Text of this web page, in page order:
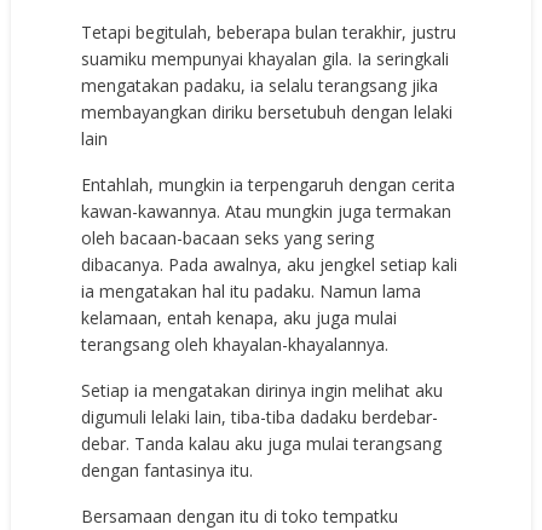
Tetapi begitulah, beberapa bulan terakhir, justru
suamiku mempunyai khayalan gila. Ia seringkali
mengatakan padaku, ia selalu terangsang jika
membayangkan diriku bersetubuh dengan lelaki
lain
Entahlah, mungkin ia terpengaruh dengan cerita
kawan-kawannya. Atau mungkin juga termakan
oleh bacaan-bacaan seks yang sering
dibacanya. Pada awalnya, aku jengkel setiap kali
ia mengatakan hal itu padaku. Namun lama
kelamaan, entah kenapa, aku juga mulai
terangsang oleh khayalan-khayalannya.
Setiap ia mengatakan dirinya ingin melihat aku
digumuli lelaki lain, tiba-tiba dadaku berdebar-
debar. Tanda kalau aku juga mulai terangsang
dengan fantasinya itu.
Bersamaan dengan itu di toko tempatku